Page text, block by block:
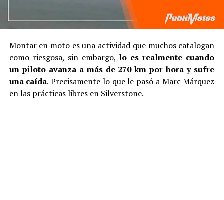
Montar en moto es una actividad que muchos catalogan
como riesgosa, sin embargo, lo es realmente cuando
un piloto avanza a más de 270 km por hora y sufre
una caída. Precisamente lo que le pasó a Marc Márquez
en las prácticas libres en Silverstone.